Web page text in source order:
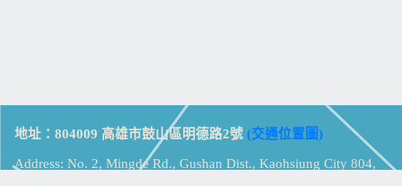
地址：804009 高雄市鼓山區明德路2號 (交通位置圖)
Address: No. 2, Mingde Rd., Gushan Dist., Kaohsiung City 804,